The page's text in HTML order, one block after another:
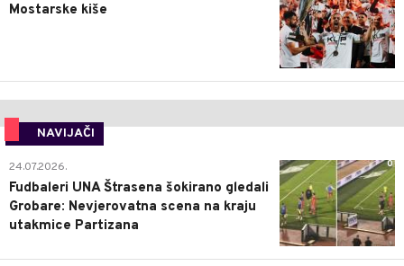
Mostarske kiše
NAVIJAČI
0
24.07.2026.
Fudbaleri UNA Štrasena šokirano gledali
Grobare: Nevjerovatna scena na kraju
utakmice Partizana